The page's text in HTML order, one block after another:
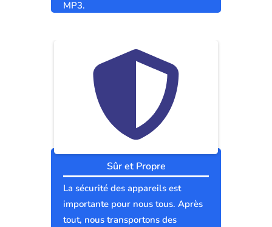
MP3.
Sûr et Propre
La sécurité des appareils est
importante pour nous tous. Après
tout, nous transportons des